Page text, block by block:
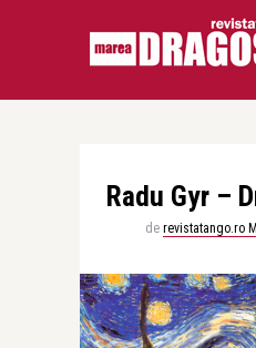
Radu Gyr –
de revistatango.ro